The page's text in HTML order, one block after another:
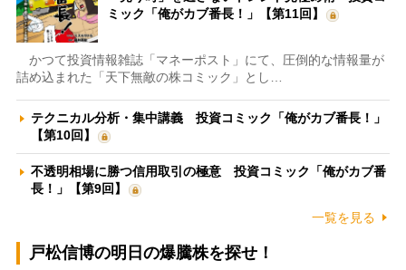
ミック「俺がカブ番長！」【第11回】
かつて投資情報雑誌「マネーポスト」にて、圧倒的な情報量が
詰め込まれた「天下無敵の株コミック」とし…
テクニカル分析・集中講義 投資コミック「俺がカブ番長！」
【第10回】
不透明相場に勝つ信用取引の極意 投資コミック「俺がカブ番
長！」【第9回】
一覧を見る
戸松信博の明日の爆騰株を探せ！